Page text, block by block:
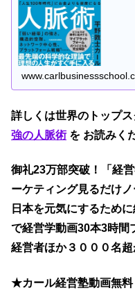
詳しくは世界のトップ
強の人脈術を お読みく
御礼23万部突破！「経
ーケティング見るだけノ
日本を元気にするため
で経営学動画30本3時間
経営者ほか３０００名超
★カール経営塾動画無